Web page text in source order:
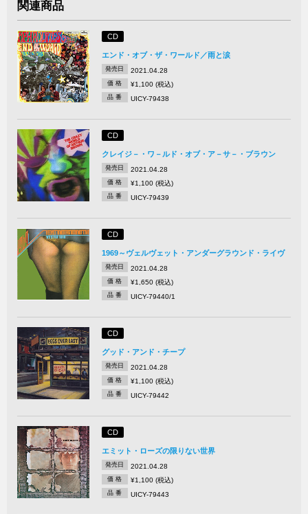
関連商品
CD
エンド・オブ・ザ・ワールド／雨と涙
発売日 2021.04.28
価 格 ¥1,100 (税込)
品 番 UICY-79438
CD
クレイジ－・ワ－ルド・オブ・ア－サ－・ブラウン
発売日 2021.04.28
価 格 ¥1,100 (税込)
品 番 UICY-79439
CD
1969～ヴェルヴェット・アンダーグラウンド・ライヴ
発売日 2021.04.28
価 格 ¥1,650 (税込)
品 番 UICY-79440/1
CD
グッド・アンド・チープ
発売日 2021.04.28
価 格 ¥1,100 (税込)
品 番 UICY-79442
CD
エミット・ローズの限りない世界
発売日 2021.04.28
価 格 ¥1,100 (税込)
品 番 UICY-79443